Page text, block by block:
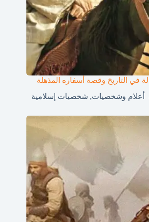
في التاريخ وقصة أسفاره المذهلة
أعلام وشخصيات, شخصيات إسلامية